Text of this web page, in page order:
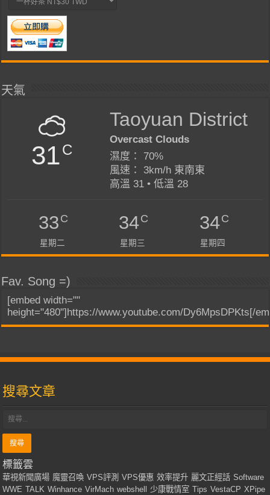
天氣
31C
Taoyuan District
Overcast Clouds
濕度： 70%
風速： 3km/h 東南東
高溫 31 • 低溫 28
33C
星期二
34C
星期三
34C
星期四
Fav. Song =)
[embed width=""
height="480"]https://www.youtube.com/Dy6MpsDPKts[/
搜尋文章
標籤雲
華視新聞廣場 魔靈召喚 VPS評測 VPS優惠 效率提升 麗文正經話 Software
WWE TALK Winhance VirMach webshell 少康戰情室 Tips VestaCP XPipe